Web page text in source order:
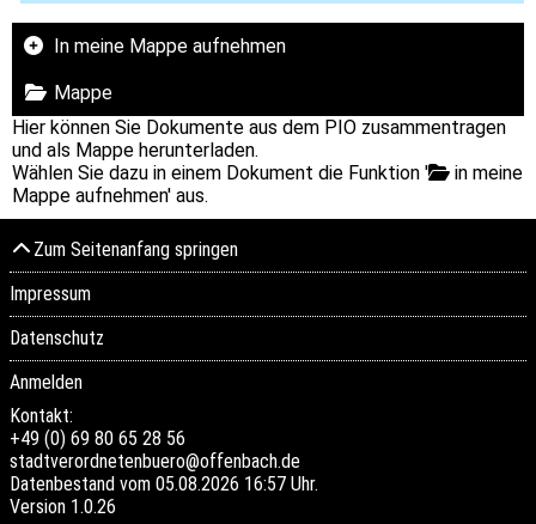
In meine Mappe aufnehmen
Mappe
Hier können Sie Dokumente aus dem PIO zusammentragen
und als Mappe herunterladen.
Wählen Sie dazu in einem Dokument die Funktion '
in meine
Mappe aufnehmen' aus.
Zum Seitenanfang springen
Impressum
Datenschutz
Anmelden
Kontakt:
+49 (0) 69 80 65 28 56
stadtverordnetenbuero@offenbach.de
Datenbestand vom 05.08.2026 16:57 Uhr.
Version 1.0.26